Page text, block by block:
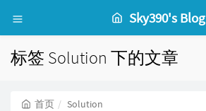
Sky390's Blog
标签 Solution 下的文章
首页 Solution